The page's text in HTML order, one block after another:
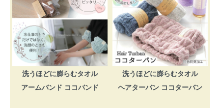
洗うほどに膨らむタオル
アームバンド ココバンド
洗うほどに膨らむタオル
ヘアターバン ココターバン